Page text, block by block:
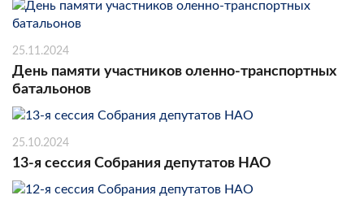
25.11.2024
День памяти участников оленно-транспортных
батальонов
25.10.2024
13-я сессия Собрания депутатов НАО